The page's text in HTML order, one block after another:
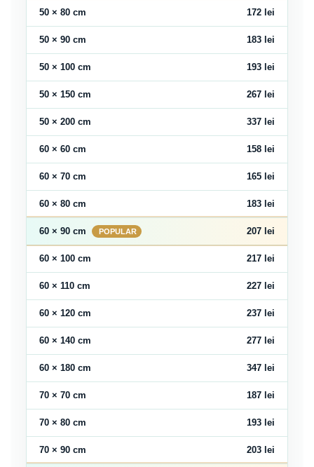
50 × 80 cm 172 lei
50 × 90 cm 183 lei
50 × 100 cm 193 lei
50 × 150 cm 267 lei
50 × 200 cm 337 lei
60 × 60 cm 158 lei
60 × 70 cm 165 lei
60 × 80 cm 183 lei
60 × 90 cm 207 lei
60 × 100 cm 217 lei
60 × 110 cm 227 lei
60 × 120 cm 237 lei
60 × 140 cm 277 lei
60 × 180 cm 347 lei
70 × 70 cm 187 lei
70 × 80 cm 193 lei
70 × 90 cm 203 lei